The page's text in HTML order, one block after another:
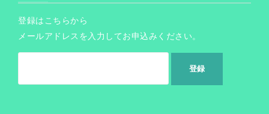
登録はこちらから
メールアドレスを入力してお申込みください。